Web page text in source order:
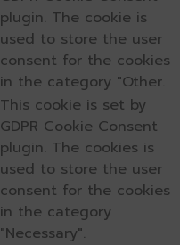
plugin. The cookie is
used to store the user
consent for the cookies
in the category "Other.
This cookie is set by
GDPR Cookie Consent
plugin. The cookies is
used to store the user
consent for the cookies
in the category
"Necessary".